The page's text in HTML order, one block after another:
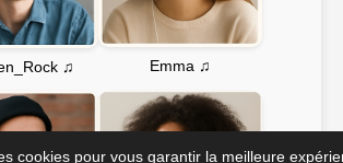
♫ Emma ♫
cookies pour vous garantir la meilleure